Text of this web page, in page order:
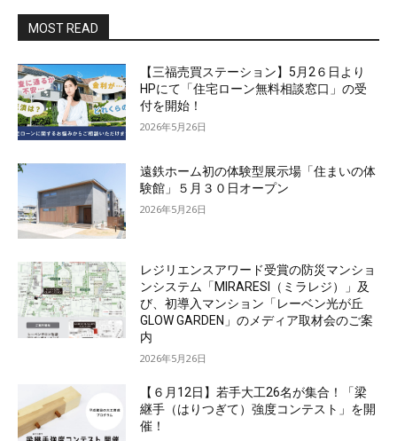
MOST READ
【三福売買ステーション】5月2６日より
HPにて「住宅ローン無料相談窓口」の受
付を開始！
2026年5月26日
遠鉄ホーム初の体験型展示場「住まいの体
験館」５月３０日オープン
2026年5月26日
レジリエンスアワード受賞の防災マンショ
ンシステム「MIRARESI（ミラレジ）」及
び、初導入マンション「レーベン光が丘
GLOW GARDEN」のメディア取材会のご案
内
2026年5月26日
【６月12日】若手大工26名が集合！「梁
継手（はりつぎて）強度コンテスト」を開
催！